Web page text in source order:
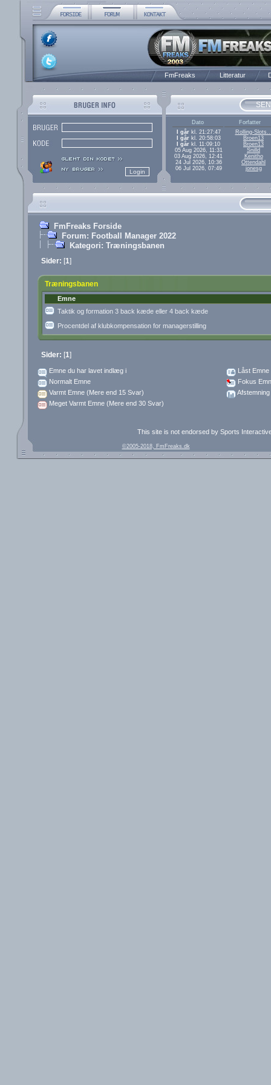
FmFreaks Litteratur
Dato
Forfatter
I gårkl. 21:27:47
Rolling-
I gårkl. 20:58:03
Broen13
I går kl. 11:09:10
Broen13
05 Aug 2026, 11:31
Snilld
03 Aug 2026, 12:41
Kenitho
24 Jul 2026, 10:36
Ottendahl
06 Jul 2026, 07:49
jonesg
FmFreaks Forside
Forum: Football Manager 2022
Kategori: Træningsbanen
Sider: [1]
Træningsbanen
Emne
Taktik og formation 3 back kæde eller 4 back kæde
Procentdel af klubkompensation for managerstilling
Sider: [1]
Emne du har lavet indlæg i
Normalt Emne
Varmt Emne (Mere end 15 Svar)
Meget Varmt Emne (Mere end 30 Svar)
Låst Emne
Fokus
Afstemning
This site is not endorsed by Sports
©2005-2018, FmFreaks.dk